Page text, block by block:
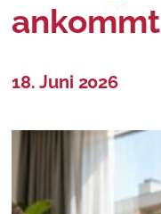
ankommt
18. Juni 2026